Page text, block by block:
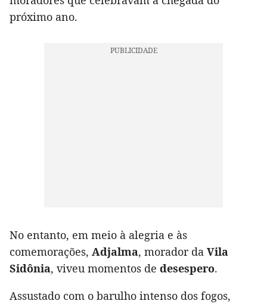
próximo ano.
No entanto, em meio à alegria e às
comemorações, Adjalma, morador da Vila
Sidônia, viveu momentos de desespero.
Assustado com o barulho intenso dos fogos,